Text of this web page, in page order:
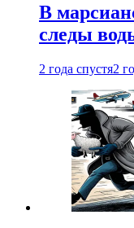
В
следы
2 года спустя2